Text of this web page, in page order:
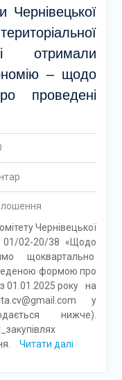
Чернівецької
отримали
– щодо
проведені
Чернівецької
02-20/38 «Щодо
щоквартально
формою про
з 01.01.2025 року на
у
нижче).
Читати далі